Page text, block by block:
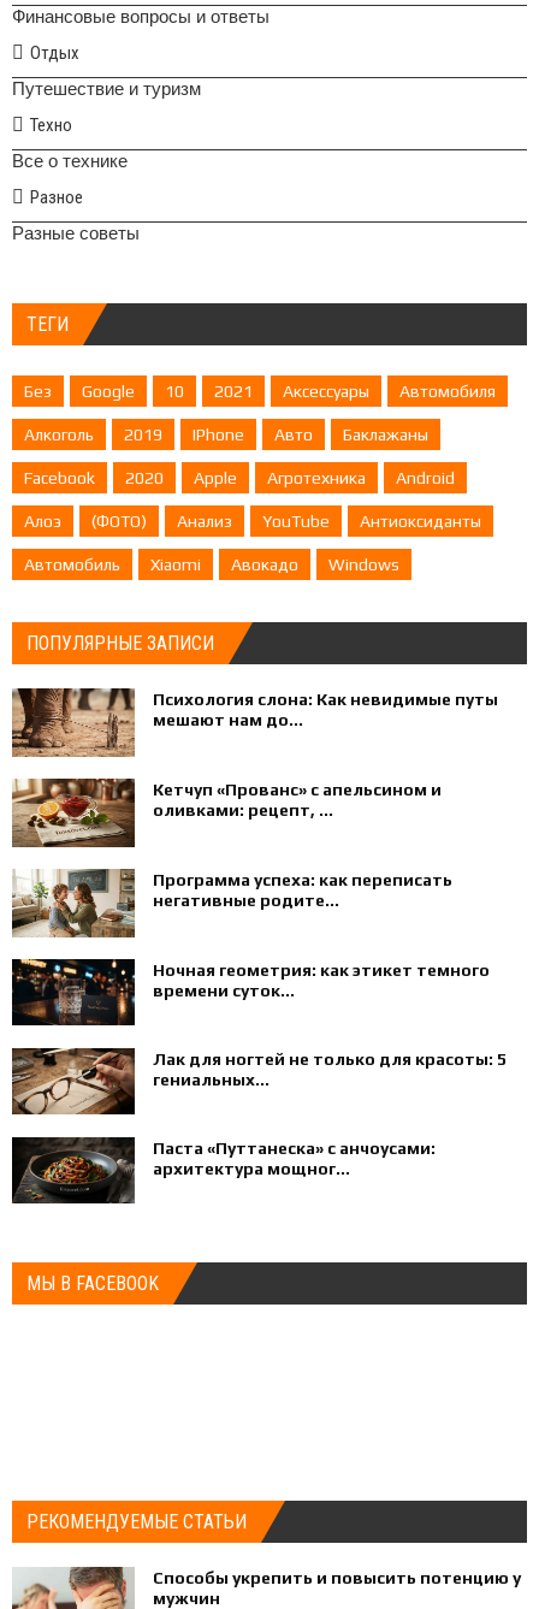
Финансовые вопросы и ответы
Отдых
Путешествие и туризм
Техно
Все о технике
Разное
Разные советы
ТЕГИ
Без Google 10 2021 Аксессуары Автомобиля
Алкоголь 2019 IPhone Авто Баклажаны
Facebook 2020 Apple Агротехника Android
Алоэ (ФОТО) Анализ YouTube Антиоксиданты
Автомобиль Xiaomi Авокадо Windows
ПОПУЛЯРНЫЕ ЗАПИСИ
Психология слона: Как невидимые путы
мешают нам до...
Кетчуп «Прованс» с апельсином и
оливками: рецепт, ...
Программа успеха: как переписать
негативные родите...
Ночная геометрия: как этикет темного
времени суток...
Лак для ногтей не только для красоты: 5
гениальных...
Паста «Путтанеска» с анчоусами:
архитектура мощног...
МЫ В FACEBOOK
РЕКОМЕНДУЕМЫЕ СТАТЬИ
Способы укрепить и повысить потенцию у
мужчин